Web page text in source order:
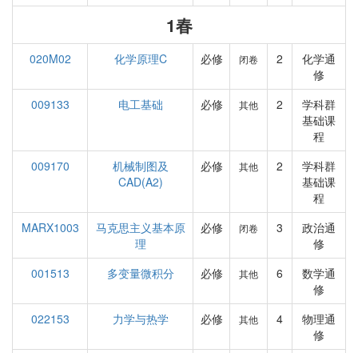
1春
020M02 化学原理C 必修 闭卷 2
化学通
修
009133
电工基础 必修 其他 2
学科群
基础课
程
009170
机械制图及
CAD(A2)
必修 其他 2
学科群
基础课
程
MARX1003
马克思主义基本原
理
必修 闭卷 3
政治通
修
001513
多变量微积分 必修 其他 6
数学通
修
022153
力学与热学 必修 其他 4
物理通
修